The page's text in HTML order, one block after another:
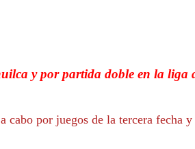
y por partida doble en la liga
por juegos de la tercera fecha